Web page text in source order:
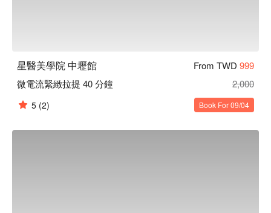
星醫美學院 中壢館 From TWD 999
微電流緊緻拉提 40 分鐘
2,000
5 (2) Book For 09/04